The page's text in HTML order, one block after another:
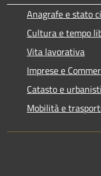
Anagrafe e stato
Cultura e tempo
Vita lavorativa
Imprese e
Catasto e
Mobilità e